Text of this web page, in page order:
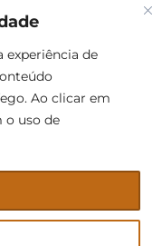
uso de
e Residencial